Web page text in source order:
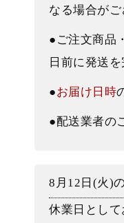
なる場合がご
●ご注文商品
日前に発送
●お届け日時
●配送業者の
8月12日(火)
休業日として